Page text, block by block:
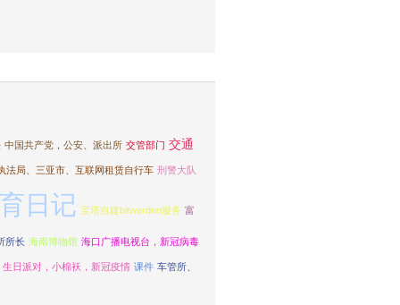
中国共产党，公安、派出所 交管部门 交通
法局、三亚市、互联网租赁自行车 刑警大队
日记 宝塔自建bitwarden服务 富
所长 海南博物馆 海口广播电视台，新冠病毒
生日派对，小棉袄，新冠疫情 课件 车管所、